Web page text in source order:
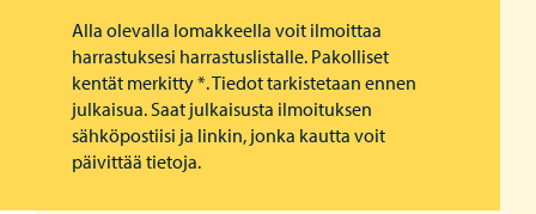
Alla olevalla lomakkeella voit ilmoittaa
harrastuksesi harrastuslistalle. Pakolliset
kentät merkitty *. Tiedot tarkistetaan ennen
julkaisua. Saat julkaisusta ilmoituksen
sähköpostiisi ja linkin, jonka kautta voit
päivittää tietoja.